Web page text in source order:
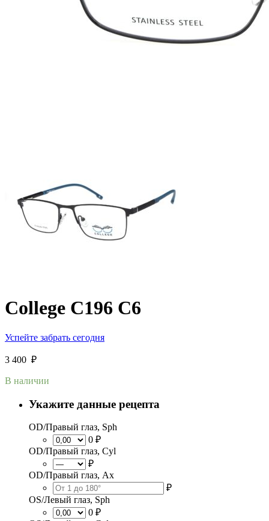
College C196 C6
Успейте забрать сегодня
3 400 ₽
В наличии
Укажите данные рецепта
OD/Правый глаз, Sph
0 ₽
OD/Правый глаз, Cyl
₽
OD/Правый глаз, Ax
₽
OS/Левый глаз, Sph
0 ₽